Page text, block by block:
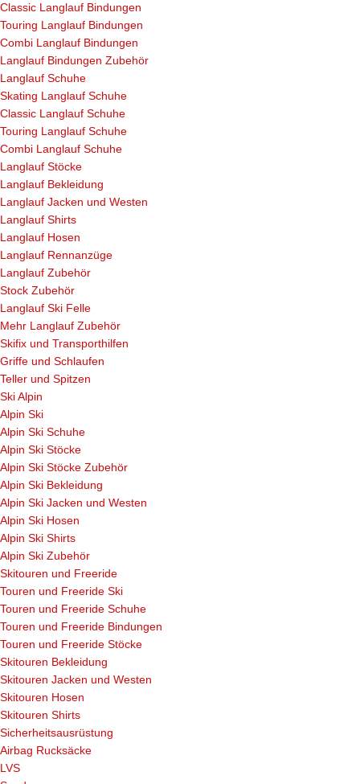
Classic Langlauf Bindungen
Touring Langlauf Bindungen
Combi Langlauf Bindungen
Langlauf Bindungen Zubehör
Langlauf Schuhe
Skating Langlauf Schuhe
Classic Langlauf Schuhe
Touring Langlauf Schuhe
Combi Langlauf Schuhe
Langlauf Stöcke
Langlauf Bekleidung
Langlauf Jacken und Westen
Langlauf Shirts
Langlauf Hosen
Langlauf Rennanzüge
Langlauf Zubehör
Stock Zubehör
Langlauf Ski Felle
Mehr Langlauf Zubehör
Skifix und Transporthilfen
Griffe und Schlaufen
Teller und Spitzen
Ski Alpin
Alpin Ski
Alpin Ski Schuhe
Alpin Ski Stöcke
Alpin Ski Stöcke Zubehör
Alpin Ski Bekleidung
Alpin Ski Jacken und Westen
Alpin Ski Hosen
Alpin Ski Shirts
Alpin Ski Zubehör
Skitouren und Freeride
Touren und Freeride Ski
Touren und Freeride Schuhe
Touren und Freeride Bindungen
Touren und Freeride Stöcke
Skitouren Bekleidung
Skitouren Jacken und Westen
Skitouren Hosen
Skitouren Shirts
Sicherheitsausrüstung
Airbag Rucksäcke
LVS